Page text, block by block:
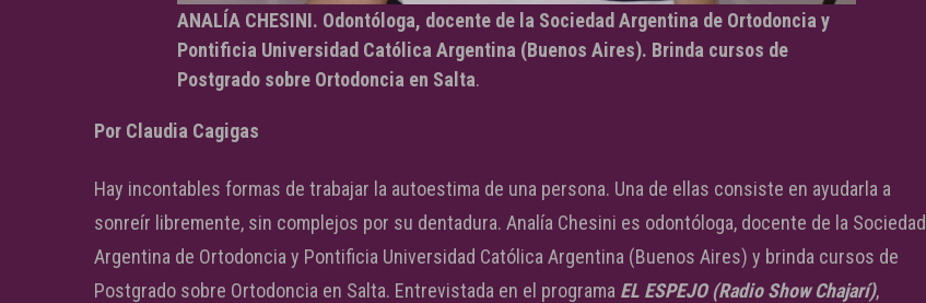
ANALÍA CHESINI. Odontóloga, docente de la Sociedad Argentina de Ortodoncia y
Pontificia Universidad Católica Argentina (Buenos Aires). Brinda cursos de
Postgrado sobre Ortodoncia en Salta.
Por Claudia Cagigas
Hay incontables formas de trabajar la autoestima de una persona. Una de ellas consiste en ayudarla a
sonreír libremente, sin complejos por su dentadura. Analía Chesini es odontóloga, docente de la Sociedad
Argentina de Ortodoncia y Pontificia Universidad Católica Argentina (Buenos Aires) y brinda cursos de
Postgrado sobre Ortodoncia en Salta. Entrevistada en el programa EL ESPEJO (Radio Show Chajarí),